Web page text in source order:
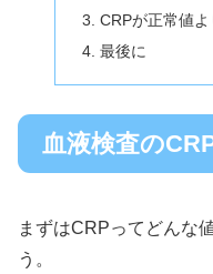
CRPが正常値
最後に
血液検査の
まずはCRPってどんな
う。